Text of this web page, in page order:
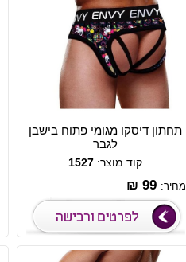
תחתון דיסקו מגומי פתוח בישבן
לגבר
קוד מוצר: 1527
מחיר: 99 ₪